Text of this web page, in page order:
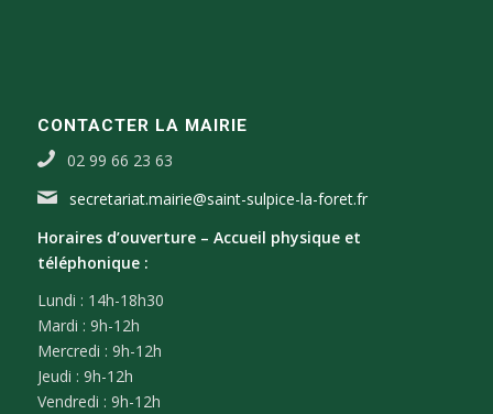
CONTACTER LA MAIRIE
02 99 66 23 63
secretariat.mairie@saint-sulpice-la-foret.fr
Horaires d’ouverture – Accueil physique et
téléphonique :
Lundi : 14h-18h30
Mardi : 9h-12h
Mercredi : 9h-12h
Jeudi : 9h-12h
Vendredi : 9h-12h